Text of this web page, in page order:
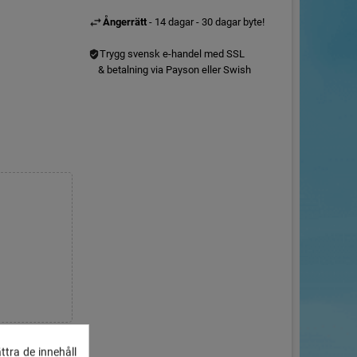
Ångerrätt- 14 dagar - 30 dagar byte!
Trygg svensk e-handel med SSL
& betalning via Payson eller Swish
de innehåll